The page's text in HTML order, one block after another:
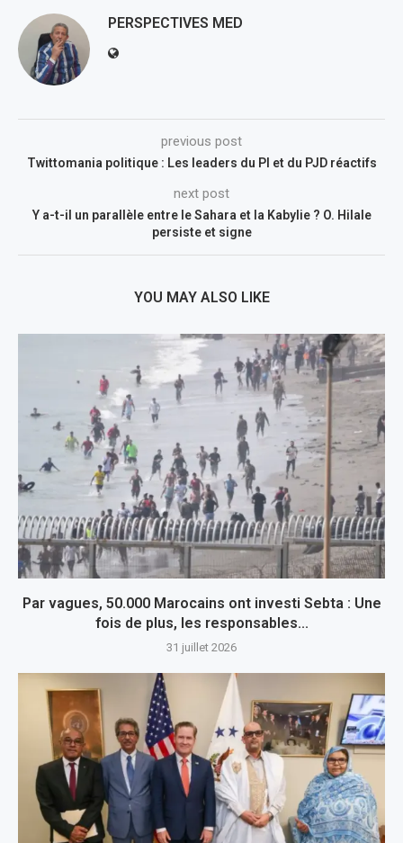
PERSPECTIVES MED
previous post
Twittomania politique : Les leaders du PI et du PJD réactifs
next post
Y a-t-il un parallèle entre le Sahara et la Kabylie ? O. Hilale
persiste et signe
YOU MAY ALSO LIKE
Par vagues, 50.000 Marocains ont investi Sebta : Une
fois de plus, les responsables...
31 juillet 2026